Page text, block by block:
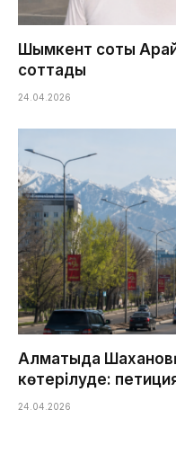
Шымкент соты
соттады
24.04.2026
Алматыда
көтерілуде:
24.04.2026